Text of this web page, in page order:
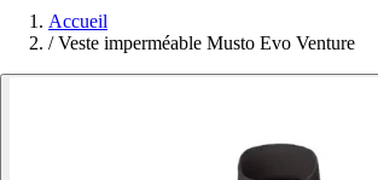
Accueil
/ Veste imperméable Musto Evo Venture